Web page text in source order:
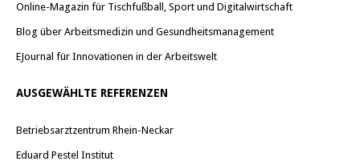
Online-Magazin für Tischfußball, Sport und Digitalwirtschaft
Blog über Arbeitsmedizin und Gesundheitsmanagement
EJournal für Innovationen in der Arbeitswelt
AUSGEWÄHLTE REFERENZEN
Betriebsarztzentrum Rhein-Neckar
Eduard Pestel Institut